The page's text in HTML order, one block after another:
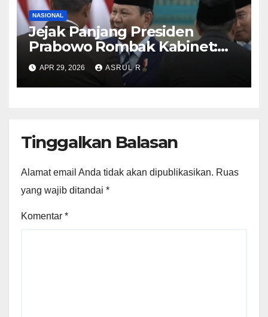
NASIONAL
Jejak Panjang Presiden
Prabowo Rombak Kabinet:
Ganti Mendikti Saintek
sampai Geser Menteri
Lingkungan Hidup
APR 29, 2026 ASRUL R
Tinggalkan Balasan
Alamat email Anda tidak akan dipublikasikan. Ruas
yang wajib ditandai *
Komentar *